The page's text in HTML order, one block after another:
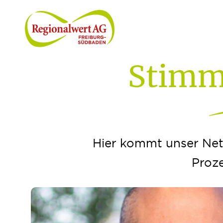
Hier kommt unser